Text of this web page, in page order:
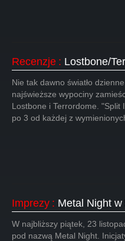
Recenzje : Lostbone/
Nie tak dawno światło
najświeższe wypociny
Lostbone i Terrordome. "Split
po 3 od każdej z
Imprezy : Metal Night w
W najbliższy piątek, 23
pod nazwą Metal Night.